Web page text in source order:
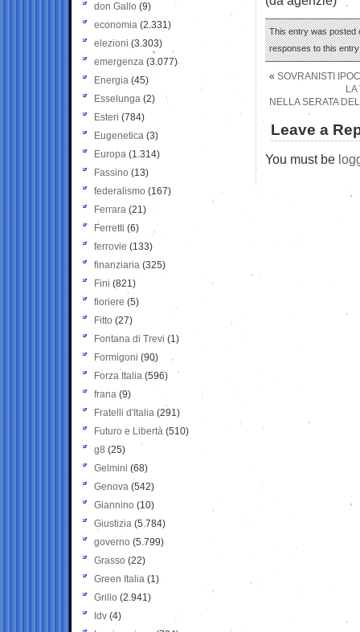
This entry was posted
responses to this
« SOVRANISTI
NELLA SERATA
Leave a
You must be
don Gallo (9)
economia (2.331)
elezioni (3.303)
emergenza (3.077)
Energia (45)
Esselunga (2)
Esteri (784)
Eugenetica (3)
Europa (1.314)
Fassino (13)
federalismo (167)
Ferrara (21)
Ferretti (6)
ferrovie (133)
finanziaria (325)
Fini (821)
fioriere (5)
Fitto (27)
Fontana di Trevi (1)
Formigoni (90)
Forza Italia (596)
frana (9)
Fratelli d'Italia (291)
Futuro e Libertà (510)
g8 (25)
Gelmini (68)
Genova (542)
Giannino (10)
Giustizia (5.784)
governo (5.799)
Grasso (22)
Green Italia (1)
Grillo (2.941)
Idv (4)